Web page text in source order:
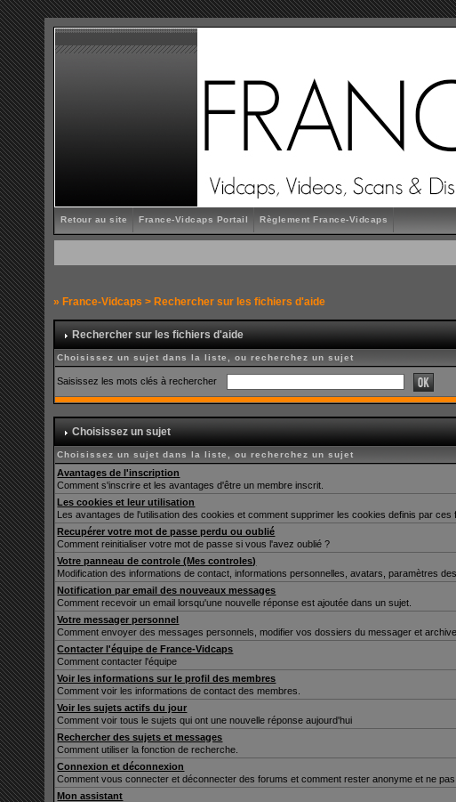
Retour au site France-Vidcaps Portail Règlement France-Vidcaps
» France-Vidcaps > Rechercher sur les fichiers d'aide
Rechercher sur les fichiers d'aide
Choisissez un sujet dans la liste, ou recherchez un sujet
Saisissez les mots clés à rechercher
Choisissez un sujet
Choisissez un sujet dans la liste, ou recherchez un sujet
Avantages de l'inscription
Comment s'inscrire et les avantages d'être un membre inscrit.
Les cookies et leur utilisation
Les avantages de l'utilisation des cookies et comment supprimer les cookies definis par ces
Recupérer votre mot de passe perdu ou oublié
Comment reinitialiser votre mot de passe si vous l'avez oublié ?
Votre panneau de controle (Mes controles)
Modification des informations de contact, informations personnelles, avatars, paramètres
Notification par email des nouveaux messages
Comment recevoir un email lorsqu'une nouvelle réponse est ajoutée dans un sujet.
Votre messager personnel
Comment envoyer des messages personnels, modifier vos dossiers du messager et
Contacter l'équipe de France-Vidcaps
Comment contacter l'équipe
Voir les informations sur le profil des membres
Comment voir les informations de contact des membres.
Voir les sujets actifs du jour
Comment voir tous le sujets qui ont une nouvelle réponse aujourd'hui
Rechercher des sujets et messages
Comment utiliser la fonction de recherche.
Connexion et déconnexion
Comment vous connecter et déconnecter des forums et comment rester anonyme et ne
Mon assistant